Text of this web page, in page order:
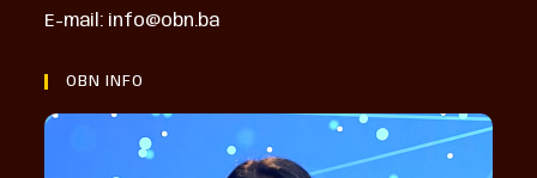
E-mail: info@obn.ba
OBN INFO